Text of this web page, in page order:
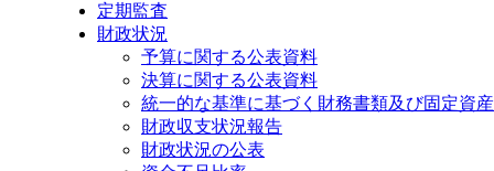
定期監査
財政状況
予算に関する公表資料
決算に関する公表資料
統一的な基準に基づく財務書類及び固定資
財政収支状況報告
財政状況の公表